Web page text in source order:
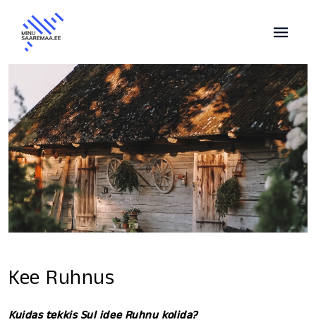
Kee Ruhnus
Kuidas tekkis Sul idee Ruhnu kolida?